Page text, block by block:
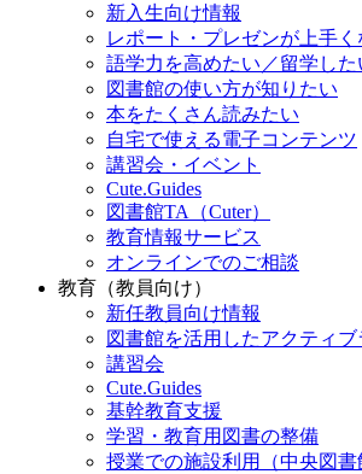
新入生向け情報
レポート・プレゼンが上手く
語学力を高めたい／留学した
図書館の使い方が知りたい
本をたくさん読みたい
自宅で使える電子コンテンツ
講習会・イベント
Cute.Guides
図書館TA（Cuter）
教育情報サービス
オンラインでのご相談
教育（教員向け）
新任教員向け情報
図書館を活用したアクティ
講習会
Cute.Guides
基幹教育支援
学習・教育用図書の整備
授業での施設利用（中央図書